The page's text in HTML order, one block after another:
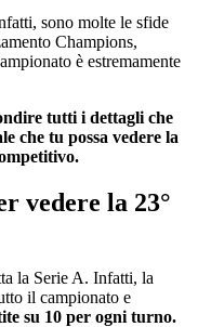
sono molte le sfide
Champions,
è estremamente
tutti i dettagli che
che tu possa vedere la
vedere la 23°
la Serie A. Infatti, la
il campionato e
su 10 per ogni turno.